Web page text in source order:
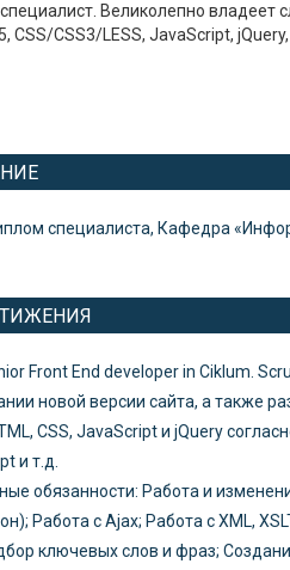
Великолепно владеет
CSS/CSS3/LESS, JavaScript, jQuery,
специалиста, Кафедра
Front End developer in Ciklum.
новой версии сайта, а также
CSS, JavaScript и jQuery
и т.д.
обязанности: Работа и
Работа с Ajax; Работа с XML,
ключевых слов и фраз;